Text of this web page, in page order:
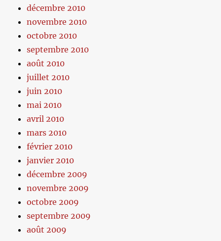
décembre 2010
novembre 2010
octobre 2010
septembre 2010
août 2010
juillet 2010
juin 2010
mai 2010
avril 2010
mars 2010
février 2010
janvier 2010
décembre 2009
novembre 2009
octobre 2009
septembre 2009
août 2009